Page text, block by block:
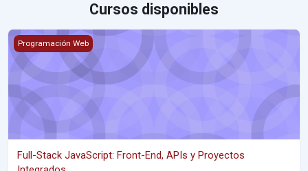
Cursos disponibles
Full-Stack JavaScript: Front-End, APIs y Proyectos Integrados
Programación Web
Full-Stack JavaScript: Front-End, APIs y Proyectos